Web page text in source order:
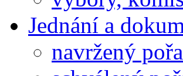
Jednání a
navržený